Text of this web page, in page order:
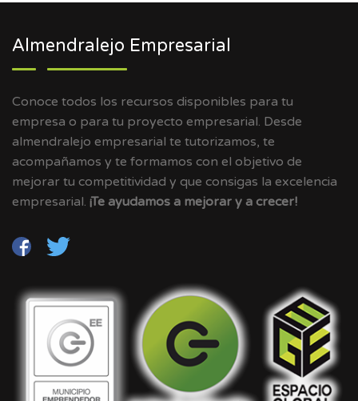
Almendralejo Empresarial
Conoce todos los recursos disponibles para tu
empresa o para tu proyecto empresarial. Desde
almendralejo empresarial te tutorizamos, te
acompañamos y te formamos con el objetivo de
mejorar tu competitividad y que consigas la excelencia
empresarial. ¡Te ayudamos a mejorar y a crecer!